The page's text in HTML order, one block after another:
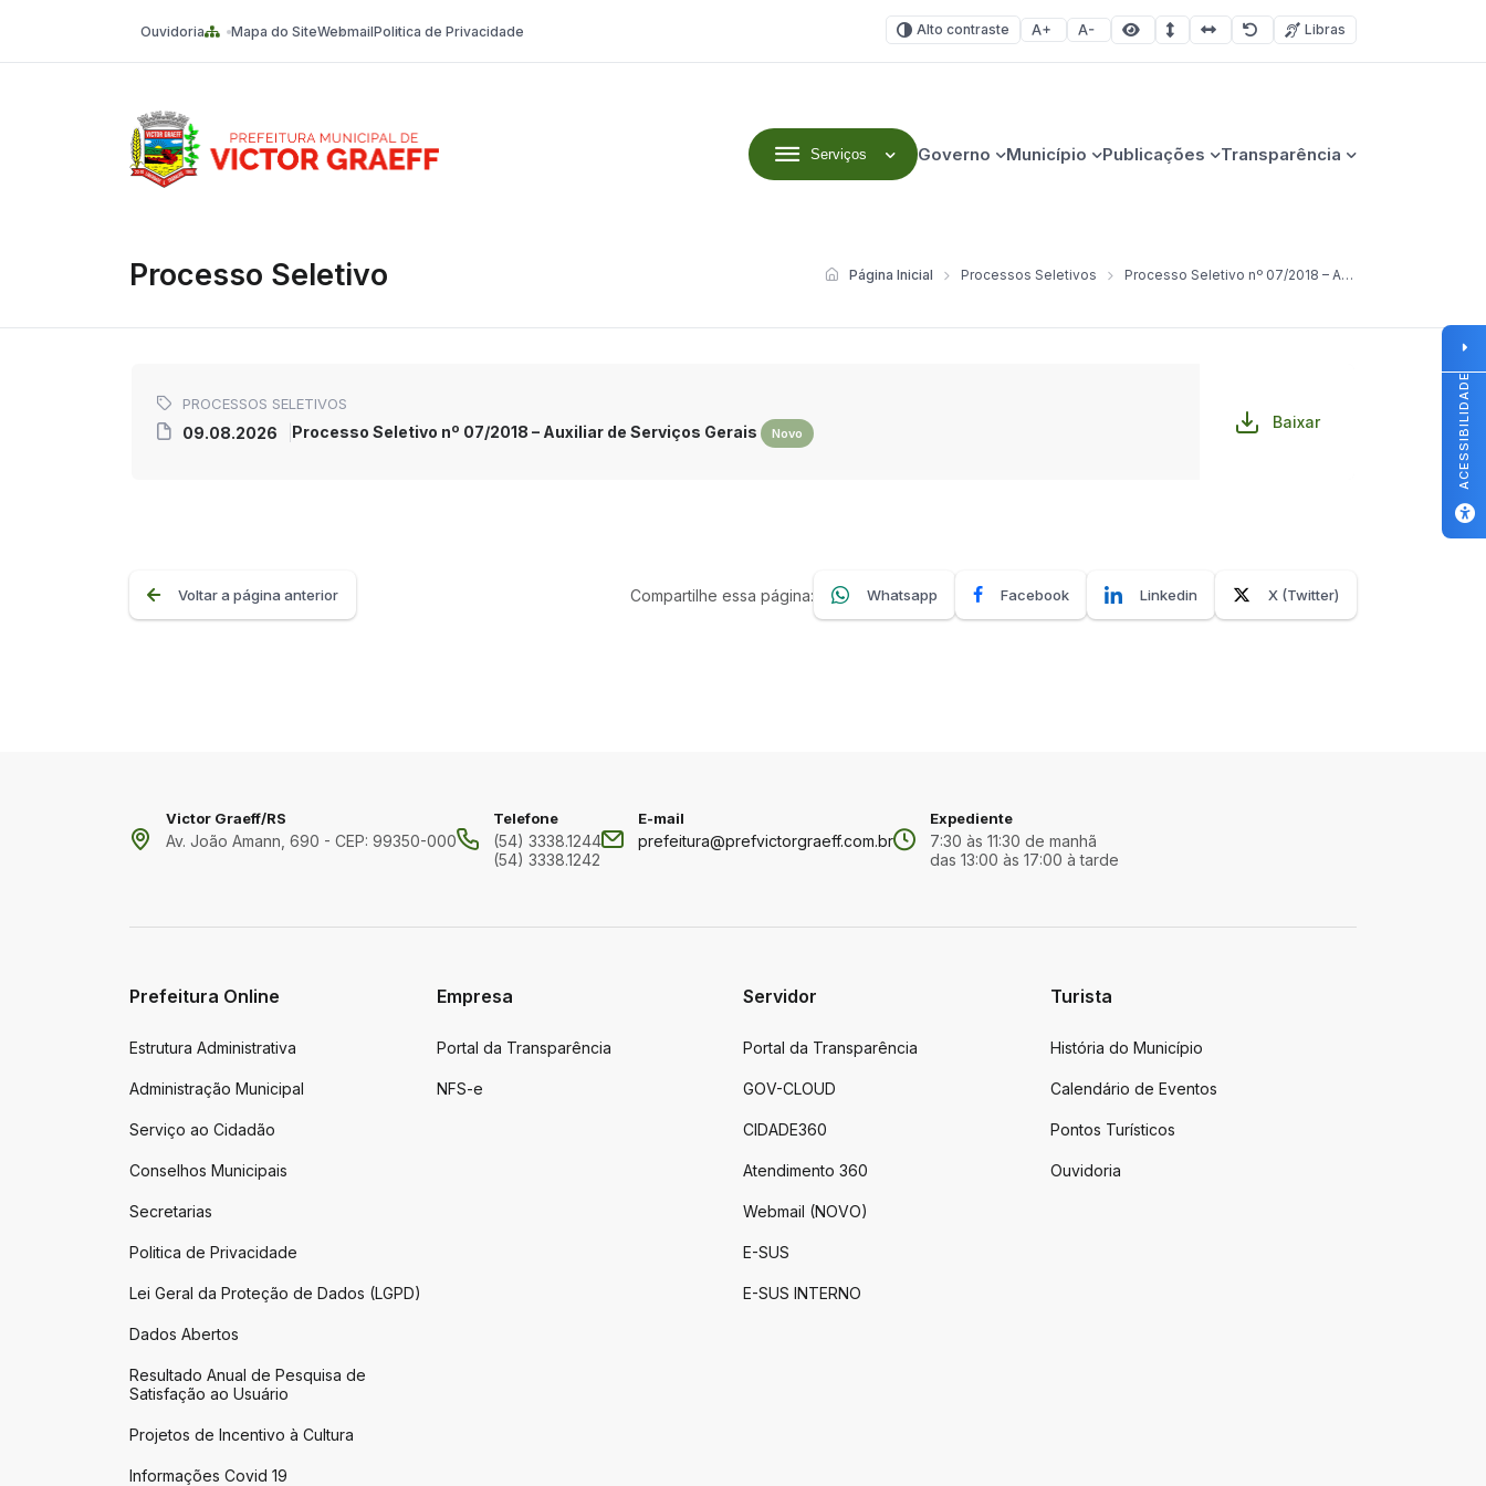
Ouvidoria Mapa do SiteWebmailPolitica de Privacidade Alto contraste Aumentar fonte
Diminuir fonteÁrea selecionada
Espaçamento de linha
Espaço dos caracteres
RedefinirLibras
Serviços Governo Município Publicações Transparência
Processo Seletivo Página Inicial Processos Seletivos Processo Seletivo nº 07/2018 – Auxiliar de Serviços Gerais
PROCESSOS SELETIVOS
09.08.2026 Processo Seletivo nº 07/2018 – Auxiliar de Serviços Gerais Novo
Baixar
Voltar a página anterior Compartilhe essa página: Whatsapp Facebook Linkedin X (Twitter)
Victor Graeff/RS
Av. João Amann, 690 - CEP: 99350-000
Telefone
(54) 3338.1244
(54) 3338.1242
E-mail
prefeitura@prefvictorgraeff.com.br
Expediente
7:30 às 11:30 de manhã
das 13:00 às 17:00 à tarde
Prefeitura Online
Estrutura Administrativa
Administração Municipal
Serviço ao Cidadão
Conselhos Municipais
Secretarias
Politica de Privacidade
Lei Geral da Proteção de Dados (LGPD)
Dados Abertos
Resultado Anual de Pesquisa de
Satisfação ao Usuário
Projetos de Incentivo à Cultura
Informações Covid 19
Empresa
Portal da Transparência
NFS-e
Servidor
Portal da Transparência
GOV-CLOUD
CIDADE360
Atendimento 360
Webmail (NOVO)
E-SUS
E-SUS INTERNO
Turista
História do Município
Calendário de Eventos
Pontos Turísticos
Ouvidoria
ACESSIBILIDADE